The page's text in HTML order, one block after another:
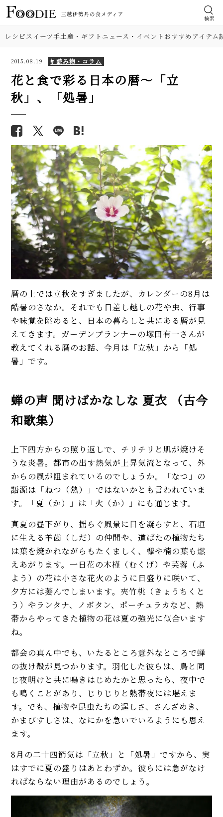
検索
レシピスイーツ手土産・ギフト ニュース・イベントおすすめアイテム
2015.08.19 # 読み物・コラム
花と食で彩る日本の暦〜「立
秋」、「処暑」
暦の上では立秋をすぎましたが、カレンダーの8月は
酷暑のさなか。それでも日差し越しの花や虫、行事
や味覚を眺めると、日本の暮らしと共にある暦が見
えてきます。ガーデンプランナーの塚田有一さんが
教えてくれる暦のお話、今月は「立秋」から「処
暑」です。
蝉の声 聞けばかなしな 夏衣 （古今
和歌集）
上下四方からの照り返しで、チリチリと肌が焼けそ
うな炎暑。都市の出す熱気が上昇気流となって、外
からの風が阻まれているのでしょうか。「なつ」の
語源は「ねつ（熱）」ではないかとも言われていま
す。「夏（か）」は「火（か）」にも通じます。
真夏の昼下がり、揺らぐ風景に目を凝らすと、石垣
に生える羊歯（しだ）の仲間や、道ばたの植物たち
は葉を焼かれながらもたくましく、欅や楠の葉も燃
えあがります。一日花の木槿（むくげ）や芙蓉（ふ
よう）の花は小さな花火のように日盛りに咲いて、
夕方には萎んでしまいます。夾竹桃（きょうちくと
う）やランタナ、ノボタン、ポーチュラカなど、熱
帯からやってきた植物の花は夏の強光に似合います
ね。
都会の真ん中でも、いたるところ意外なところで蝉
の抜け殻が見つかります。羽化した彼らは、鳥と同
じ夜明けと共に鳴きはじめたかと思ったら、夜中で
も鳴くことがあり、じりじりと熱帯夜には堪えま
す。でも、植物や昆虫たちの逞しさ、さんざめき、
かまびすしさは、なにかを急いでいるようにも思え
ます。
8月の二十四節気は「立秋」と「処暑」ですから、実
はすでに夏の盛りはあとわずか。彼らには急がなけ
ればならない理由があるのでしょう。